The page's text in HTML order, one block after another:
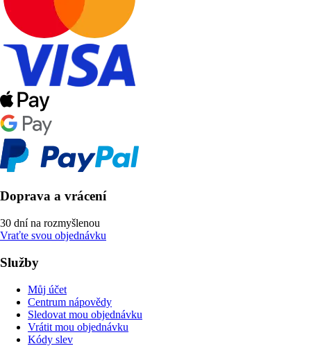
Doprava a vrácení
30 dní na rozmyšlenou
Vraťte svou objednávku
Služby
Můj účet
Centrum nápovědy
Sledovat mou objednávku
Vrátit mou objednávku
Kódy slev